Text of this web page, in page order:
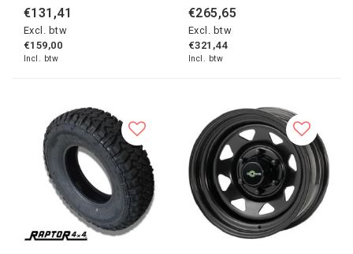
€131,41
Excl. btw
€159,00
Incl. btw
€265,65
Excl. btw
€321,44
Incl. btw